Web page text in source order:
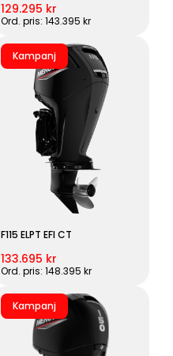
129.295 kr
Ord. pris: 143.395 kr
Kampanj
F115 ELPT EFI CT
133.695 kr
Ord. pris: 148.395 kr
Kampanj